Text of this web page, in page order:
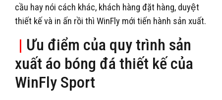
cầu hay nói cách khác, khách hàng đặt hàng, duyệt
thiết kế và in ấn rồi thì WinFly mới tiến hành sản xuất.
| Ưu điểm của quy trình sản
xuất áo bóng đá thiết kế của
WinFly Sport